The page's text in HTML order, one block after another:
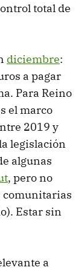
total de
diciembre:
a pagar
Para Reino
el marco
2019 y
legislación
algunas
, pero no
comunitarias
Estar sin
a